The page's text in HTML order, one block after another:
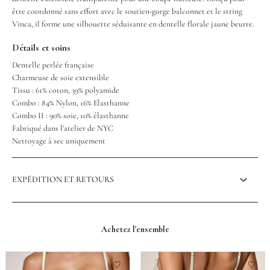
être coordonné sans effort avec le soutien-gorge balconnet et le string
Vinca, il forme une silhouette séduisante en dentelle florale jaune beurre.
Détails et soins
Dentelle perlée française
Charmeuse de soie extensible
Tissu : 61% coton, 39% polyamide
Combo : 84% Nylon, 16% Elasthanne
Combo II : 90% soie, 10% élasthanne
Fabriqué dans l'atelier de NYC
Nettoyage à sec uniquement
EXPÉDITION ET RETOURS
Achetez l'ensemble